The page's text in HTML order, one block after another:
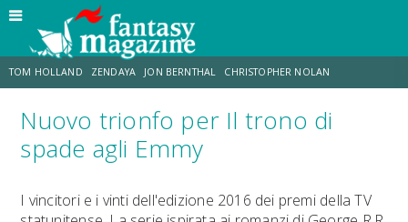
TOM HOLLAND ZENDAYA JON BERNTHAL CHRISTOPHER NOLAN
STRANIMONDI LUCCA COMICS & GAMES ODISSEA JACOB BATALON
Nuovo trionfo per Il trono di
spade agli Emmy
I vincitori e i vinti dell'edizione 2016 dei premi della TV